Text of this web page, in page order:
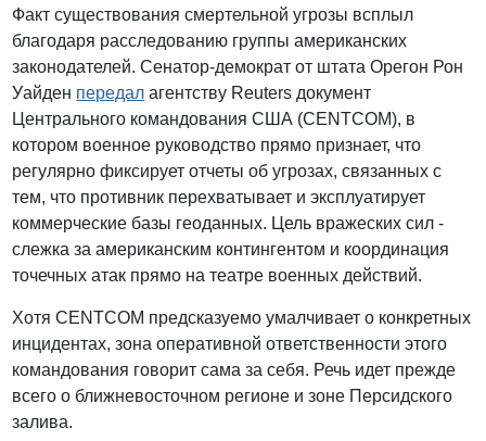
Факт существования смертельной угрозы всплыл
благодаря расследованию группы американских
законодателей. Сенатор-демократ от штата Орегон Рон
Уайден передал агентству Reuters документ
Центрального командования США (CENTCOM), в
котором военное руководство прямо признает, что
регулярно фиксирует отчеты об угрозах, связанных с
тем, что противник перехватывает и эксплуатирует
коммерческие базы геоданных. Цель вражеских сил -
слежка за американским контингентом и координация
точечных атак прямо на театре военных действий.
Хотя CENTCOM предсказуемо умалчивает о конкретных
инцидентах, зона оперативной ответственности этого
командования говорит сама за себя. Речь идет прежде
всего о ближневосточном регионе и зоне Персидского
залива.